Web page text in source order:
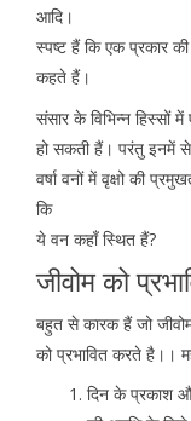
आदि।
स्पष्ट हैं कि एक प्रकार की
कहते हैं।
संसार के विभिन्न हिस्सों में
हो सकती हैं। परंतु इनमें
वर्षा वनों में वृक्षो की
कि
ये वन कहाँ स्थित हैं?
जीवोम को
बहुत से कारक हैं जो
को प्रभावित करते है।।
दिन के प्रकाश